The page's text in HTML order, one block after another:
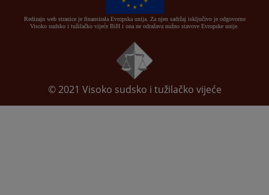
Redizajn web stranice je finansirala Evropska unija. Za njen sadržaj isključivo je odgovorno
Visoko sudsko i tužilačko vijeće BiH i ona ne odražava nužno stavove Evropske unije.
© 2021 Visoko sudsko i tužilačko vijeće